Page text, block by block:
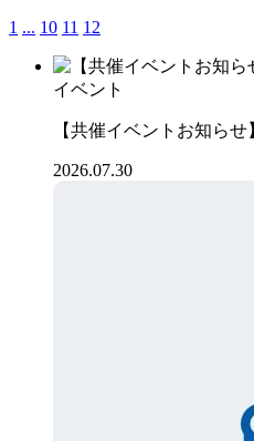
1 ... 10 11 12
イベント
【共催イベントお知ら
2026.07.30